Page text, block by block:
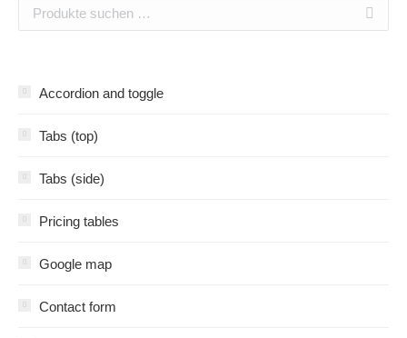
Accordion and toggle
Tabs (top)
Tabs (side)
Pricing tables
Google map
Contact form